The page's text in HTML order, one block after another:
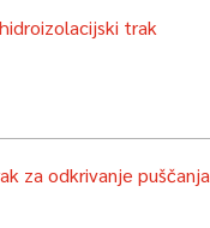
trak
za odkrivanje puščanja